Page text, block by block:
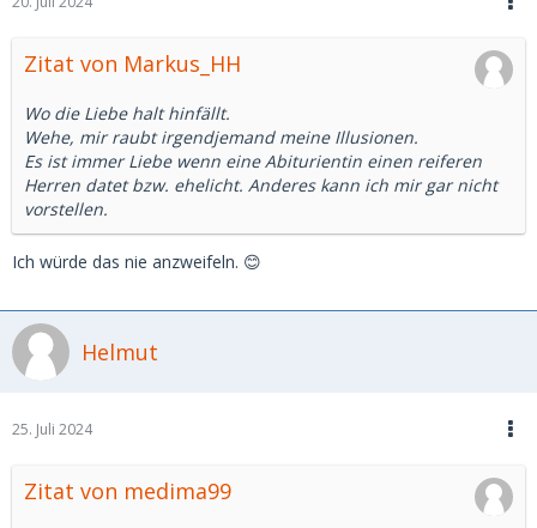
Zitat von Markus_HH
Wo die Liebe halt hinfällt.
Wehe, mir raubt irgendjemand meine Illusionen.
Es ist immer Liebe wenn eine Abiturientin einen reiferen
Herren datet bzw. ehelicht. Anderes kann ich mir gar nicht
vorstellen.
Ich würde das nie anzweifeln. 😊
Helmut
25. Juli 2024
Zitat von medima99